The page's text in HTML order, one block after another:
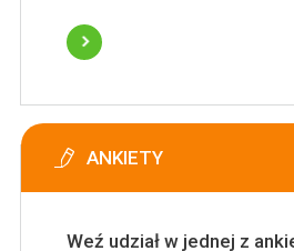
ANKIETY
Weź udział w jednej z